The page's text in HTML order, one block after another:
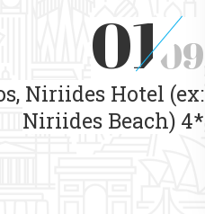
0109
Niriides Hotel (ex:
Niriides Beach) 4*